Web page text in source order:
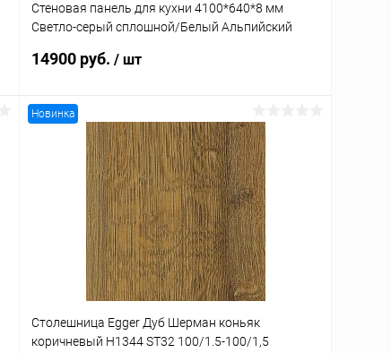
Стеновая панель для кухни 4100*640*8 мм
Светло-серый сплошной/Белый Альпийский
14900 руб. / шт
В корзину
Купить в 1 клик К сравнению
В избранное В наличии
Новинка
Столешница Egger Дуб Шерман коньяк
коричневый Н1344 ST32 100/1.5-100/1,5